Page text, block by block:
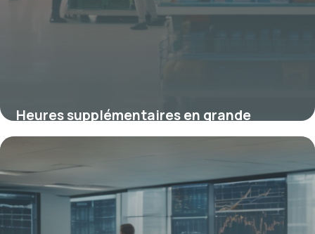
Heures supplémentaires en grande
distribution : réglementation et enjeux
15 janvier 2026